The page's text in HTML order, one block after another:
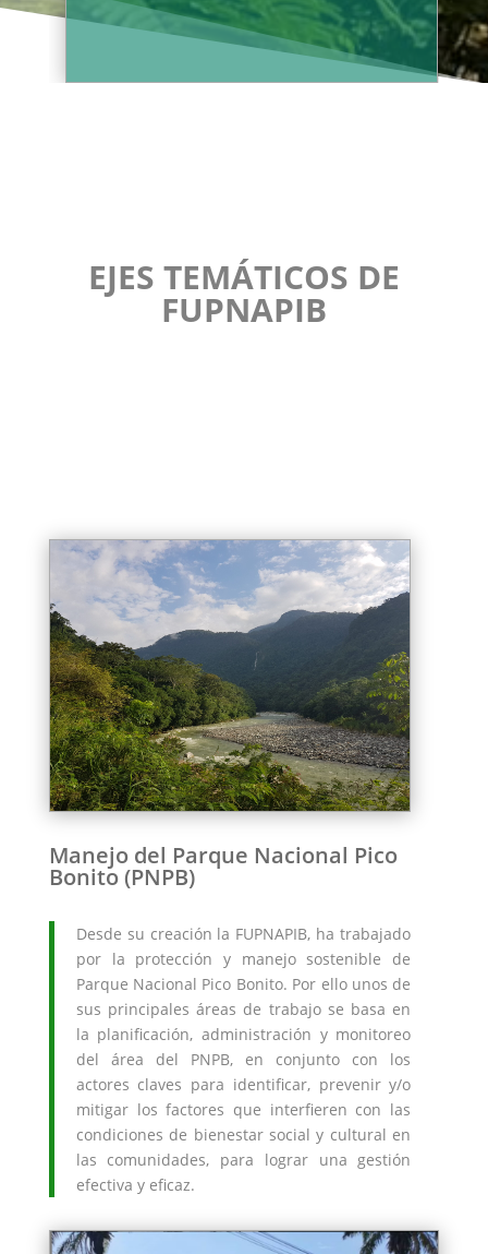
EJES TEMÁTICOS DE
FUPNAPIB
Manejo del Parque Nacional Pico
Bonito (PNPB)
Desde su creación la FUPNAPIB, ha trabajado
por la protección y manejo sostenible de
Parque Nacional Pico Bonito. Por ello unos de
sus principales áreas de trabajo se basa en
la planificación, administración y monitoreo
del área del PNPB, en conjunto con los
actores claves para identificar, prevenir y/o
mitigar los factores que interfieren con las
condiciones de bienestar social y cultural en
las comunidades, para lograr una gestión
efectiva y eficaz.